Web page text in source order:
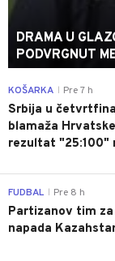
DRAMA U
PODVRGNUT
KOŠARKA Pre 7 h
Srbija u
blamaža
rezultat "25:100"
FUDBAL Pre 8 h
Partizanov tim za
napada